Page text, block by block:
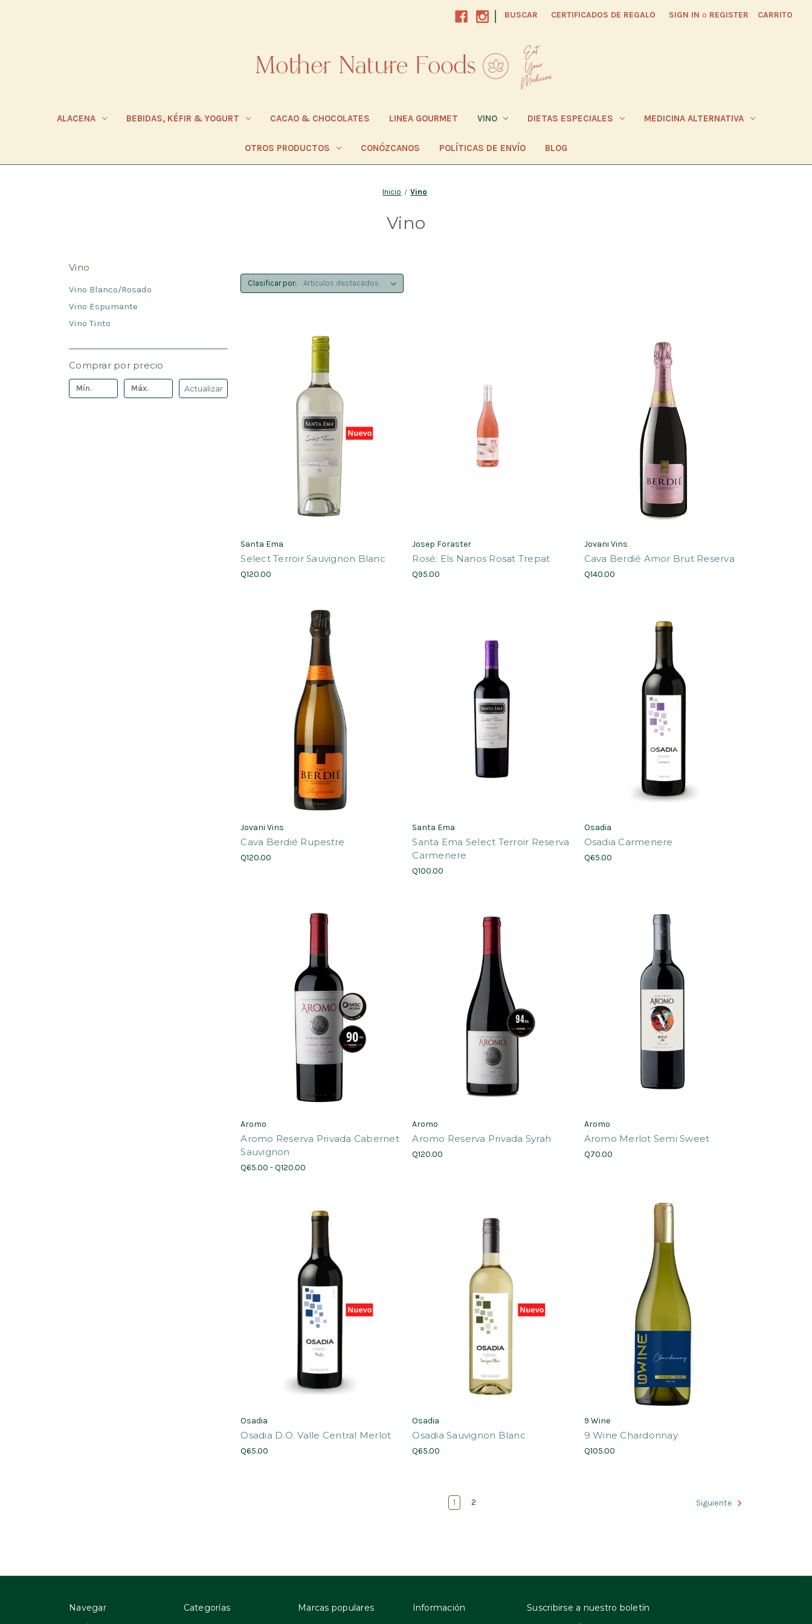
| BUSCAR CERTIFICADOS DE REGALO SIGN IN o REGISTER CARRITO
ALACENA BEBIDAS, KÉFIR & YOGURT CACAO & CHOCOLATES LINEA GOURMET VINO DIETAS ESPECIALES MEDICINA ALTERNATIVA
OTROS PRODUCTOS CONÓZCANOS POLÍTICAS DE ENVÍO BLOG
Inicio Vino
Vino
Vino
Vino Blanco/Rosado
Vino Espumante
Vino Tinto
Comprar por precio
Actualizar
Clasificar por:
Santa Ema
Select Terroir Sauvignon Blanc
Q120.00
Josep Foraster
Rosé: Els Nanos Rosat Trepat
Q95.00
Jovani Vins
Cava Berdié Amor Brut Reserva
Q140.00
Jovani Vins
Cava Berdié Rupestre
Q120.00
Santa Ema
Santa Ema Select Terroir Reserva
Carmenere
Q100.00
Osadia
Osadia Carmenere
Q65.00
Aromo
Aromo Reserva Privada Cabernet
Sauvignon
Q65.00 - Q120.00
Aromo
Aromo Reserva Privada Syrah
Q120.00
Aromo
Aromo Merlot Semi Sweet
Q70.00
Osadia
Osadia D.O. Valle Central Merlot
Q65.00
Osadia
Osadia Sauvignon Blanc
Q65.00
9 Wine
9 Wine Chardonnay
Q105.00
1 2 Siguiente
Navegar Categorías Marcas populares Información Suscribirse a nuestro boletín